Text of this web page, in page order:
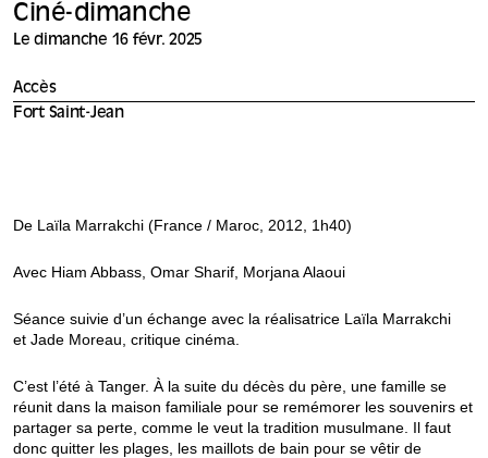
Ciné-dimanche
Le dimanche 16 févr. 2025
Accès
Fort Saint-Jean
De Laïla Marrakchi (France / Maroc, 2012, 1h40)
Avec Hiam Abbass, Omar Sharif, Morjana Alaoui
Séance suivie d’un échange avec la réalisatrice Laïla Marrakchi
et Jade Moreau, critique cinéma.
C’est l’été à Tanger. À la suite du décès du père, une famille se
réunit dans la maison familiale pour se remémorer les souvenirs et
partager sa perte, comme le veut la tradition musulmane. Il faut
donc quitter les plages, les maillots de bain pour se vêtir de